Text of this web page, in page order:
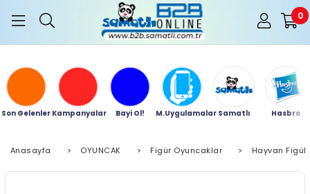
0
Son Gelenler Kampanyalar Bayi Ol! M.Uygulamalar Samatlı Hasbro
Anasayfa > OYUNCAK > Figür Oyuncaklar > Hayvan